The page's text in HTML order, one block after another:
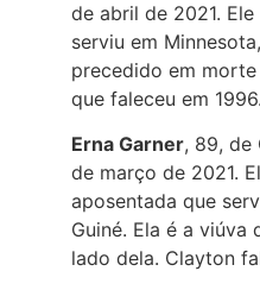
de abril de 2021.
serviu em
precedido em
que faleceu em 1996.
Erna Garner, 89, de
de março de 2021.
aposentada que
Guiné. Ela é a viúva
lado dela. Clayton